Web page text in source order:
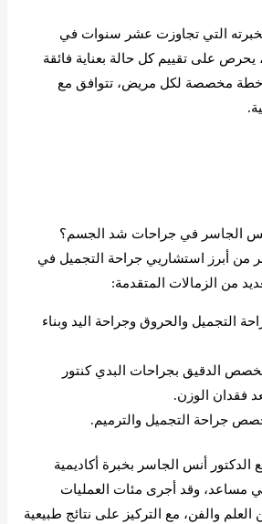
التي تجاوزت عشر سنوات في
يحرص على تقييم كل حالة بعناية فائقة
خطة مخصصة لكل مريض، تتوافق مع
أنس الجاسر في جراحات شد الجسم؟
من أبرز استشاريي جراحة التجميل في
من الزمالات المتقدمة:
التجميل والحروق وجراحة اليد وبناء
الدقيق بجراحات البدي كنتور
فقدان الوزن.
جراحة التجميل والترميم.
الدكتور أنس الجاسر بخبرة أكاديمية
مساعد، وقد أجرى مئات العمليات
والفن، مع التركيز على نتائج طبيعية